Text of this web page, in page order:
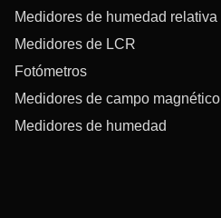
Medidores de humedad relativa
Medidores de LCR
Fotómetros
Medidores de campo magnético
Medidores de humedad